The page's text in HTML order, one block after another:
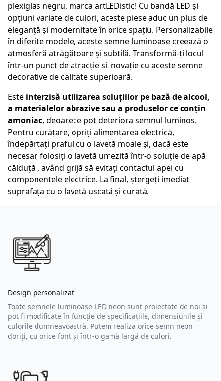
plexiglas negru, marca artLEDistic! Cu bandă LED și
opțiuni variate de culori, aceste piese aduc un plus de
eleganță și modernitate în orice spațiu. Personalizabile
în diferite modele, aceste semne luminoase creează o
atmosferă atrăgătoare și subtilă. Transformă-ți locul
într-un punct de atracție și inovație cu aceste semne
decorative de calitate superioară.
Este interzisă utilizarea soluțiilor pe bază de alcool,
a materialelor abrazive sau a produselor ce conțin
amoniac, deoarece pot deteriora semnul luminos.
Pentru curățare, opriți alimentarea electrică,
îndepărtați praful cu o lavetă moale și, dacă este
necesar, folosiți o lavetă umezită într-o soluție de apă
călduță , având grijă să evitați contactul apei cu
componentele electrice. La final, ștergeți imediat
suprafața cu o lavetă uscată și curată.
Design personalizat
Toate semnele luminoase LED neon sunt proiectate de noi și
pot fi modificate în funcție de specificațiile, dimensiunile și
culorile dumneavoastră. Putem realiza orice semn neon
doriți, cu orice font și într-o gamă largă de culori.